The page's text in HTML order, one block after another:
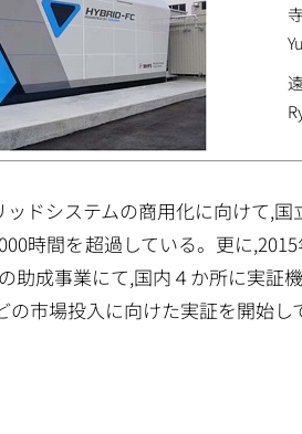
ッドシステムの商用化に向けて,
時間を超過している。更に
助成事業にて,国内４か所に実証
市場投入に向けた実証を開始し